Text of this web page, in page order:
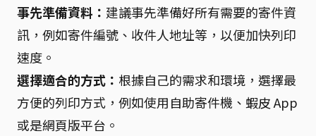
事先準備資料： 建議事先準備好所有需要的寄件資
訊，例如寄件編號、收件人地址等，以便加快列印
速度。
選擇適合的方式： 根據自己的需求和環境，選擇最
方便的列印方式，例如使用自助寄件機、蝦皮 App
或是網頁版平台。